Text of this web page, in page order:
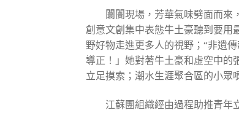
闤闠現場，芳華氣味劈面而來
創意文創集中表態牛土豪聽到要用
野好物走進更多人的視野；“非遺
導正！」她對著牛土豪和虛空中的
立足摸索；潮水生涯聚合區的小眾
江蘇團組織經由過程助推青年